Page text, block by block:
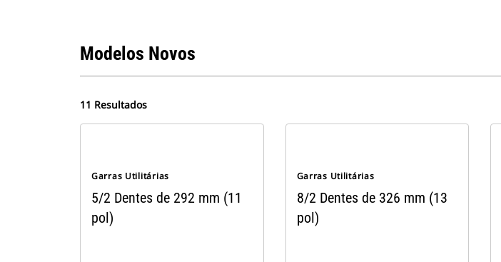
Modelos Novos
11 Resultados
Garras Utilitárias
5/2 Dentes de 292 mm (11
pol)
Garras Utilitárias
8/2 Dentes de 326 mm (13
pol)